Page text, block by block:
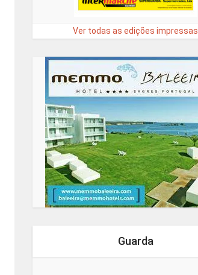
Ver todas as edições impressas
Guarda